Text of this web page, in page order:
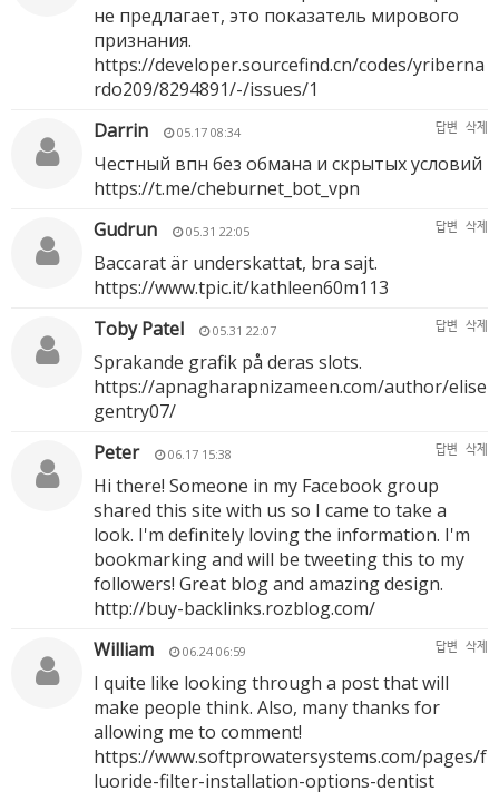
не предлагает, это показатель мирового
признания.
https://developer.sourcefind.cn/codes/yriberna
rdo209/8294891/-/issues/1
Darrin
05.17 08:34 답변 삭제
Честный впн без обмана и скрытых условий
https://t.me/cheburnet_bot_vpn
Gudrun
05.31 22:05 답변 삭제
Baccarat är underskattat, bra sajt.
https://www.tpic.it/kathleen60m113
Toby Patel
05.31 22:07 답변 삭제
Sprakande grafik på deras slots.
https://apnagharapnizameen.com/author/elise
gentry07/
Peter
06.17 15:38 답변 삭제
Hi there! Someone in my Facebook group
shared this site with us so I came to take a
look. I'm definitely loving the information. I'm
bookmarking and will be tweeting this to my
followers! Great blog and amazing design.
http://buy-backlinks.rozblog.com/
William
06.24 06:59 답변 삭제
I quite like looking through a post that will
make people think. Also, many thanks for
allowing me to comment!
https://www.softprowatersystems.com/pages/f
luoride-filter-installation-options-dentist